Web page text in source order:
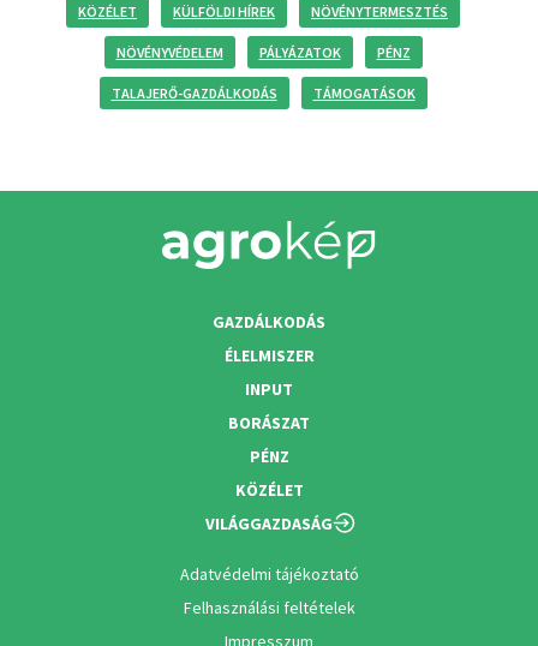
KÖZÉLET KÜLFÖLDI HÍREK NÖVÉNYTERMESZTÉS
NÖVÉNYVÉDELEM PÁLYÁZATOK PÉNZ
TALAJERŐ-GAZDÁLKODÁS TÁMOGATÁSOK
GAZDÁLKODÁS
ÉLELMISZER
INPUT
BORÁSZAT
PÉNZ
KÖZÉLET
VILÁGGAZDASÁG
Adatvédelmi tájékoztató
Felhasználási feltételek
Impresszum